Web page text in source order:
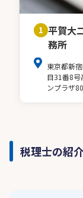
1 平賀大
務所
東京都新
目31番8号
ンプラザ
税理士の紹